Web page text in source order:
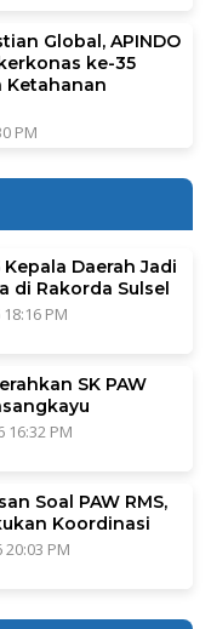
Global, APINDO
ke-35
Ketahanan
PM
Daerah Jadi
di Rakorda Sulsel
PM
SK PAW
16:32 PM
Soal PAW RMS,
Koordinasi
PM